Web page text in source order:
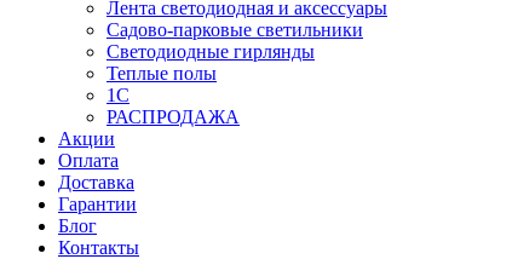
Лента светодиодная и аксессуары
Садово-парковые светильники
Светодиодные гирлянды
Теплые полы
1С
РАСПРОДАЖА
Акции
Оплата
Доставка
Гарантии
Блог
Контакты